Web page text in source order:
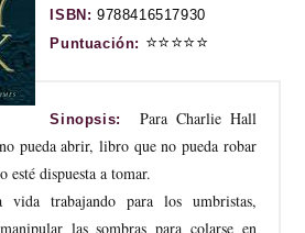
ISBN: 9788416517930
Puntuación: ⭐⭐⭐⭐⭐
Sinopsis:
Para Charlie Hall
pueda abrir, libro que no pueda robar
esté dispuesta a tomar.
vida trabajando para los umbristas,
las sombras para colarse en